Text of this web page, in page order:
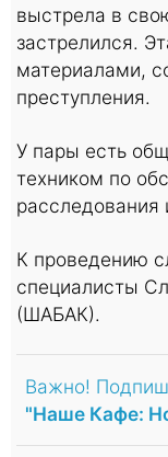
выстрела в
застрелился.
материалами,
преступления.
У пары есть
техником по
расследования
К проведению
специалисты
(ШАБАК).
Важно!
"Наше Кафе: